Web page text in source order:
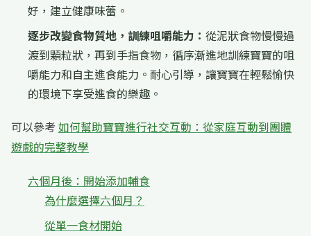
好，建立健康味蕾。
逐步改變食物質地，訓練咀嚼能力： 從泥狀食物慢慢過
渡到顆粒狀，再到手指食物，循序漸進地訓練寶寶的咀
嚼能力和自主進食能力。耐心引導，讓寶寶在輕鬆愉快
的環境下享受進食的樂趣。
可以參考如何幫助寶寶進行社交互動：從家庭互動到團體
遊戲的完整教學
六個月後：開始添加輔食
為什麼選擇六個月？
從單一食材開始